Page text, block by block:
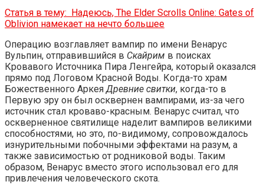
Статья в тему:
Надеюсь, The Elder Scrolls Online: Gates of
Oblivion намекает на нечто большее
Операцию возглавляет вампир по имени Венарус
Вульпин, отправившийся в Скайрим в поисках
Кровавого Источника Пира Ленгейра, который оказался
прямо под Логовом Красной Воды. Когда-то храм
Божественного АркеяДревние свитки, когда-то в
Первую эру он был осквернен вампирами, из-за чего
источник стал кроваво-красным. Венарус считал, что
оскверненное святилище наделит вампиров великими
способностями, но это, по-видимому, сопровождалось
изнурительными побочными эффектами на разум, а
также зависимостью от родниковой воды. Таким
образом, Венарус вместо этого использовал его для
привлечения человеческого скота.